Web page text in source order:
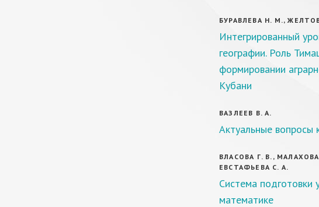
БУРАВЛЕВА Н. М.,
Интегрированный
географии. Роль
формировании
Кубани
ВАЗЛЕЕВ В. А.
Актуальные вопросы
ВЛАСОВА Г. В.,
ЕВСТАФЬЕВА С. А.
Система
математике